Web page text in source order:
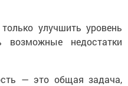
улучшить уровень
возможные недостатки
— это общая задача,